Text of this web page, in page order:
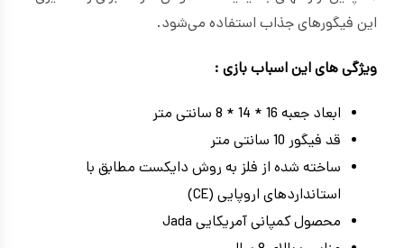
این فیگورهای جذاب استفاده می‌شود.
ویژگی های این اسباب بازی :
ابعاد جعبه 16 * 14 * 8 سانتی متر
قد فیگور 10 سانتی متر
ساخته شده از فلز به روش دایکست مطابق با
استانداردهای اروپایی (CE)
محصول کمپانی آمریکایی Jada